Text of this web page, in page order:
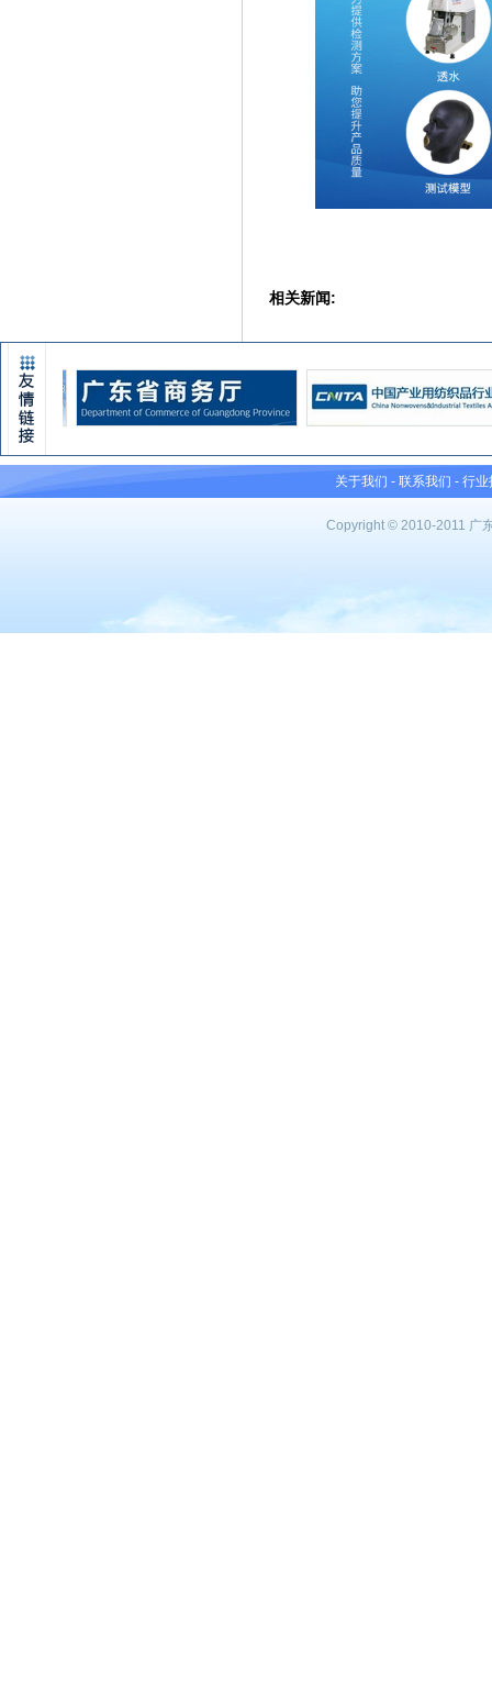
相关新闻:
关于我们 - 联系我们 - 行业
Copyright © 2010-2011 广